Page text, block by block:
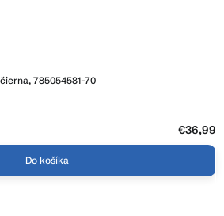
785054581-70
€36,99
Do košíka